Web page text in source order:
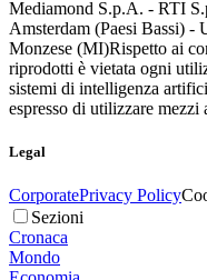
Mediamond S.p.A. - RTI
Amsterdam (Paesi Bassi)
Monzese (MI)Rispetto ai
riprodotti è vietata ogni
sistemi di intelligenza
espresso di utilizzare mezzi
Legal
CorporatePrivacy Policy
Sezioni
Cronaca
Mondo